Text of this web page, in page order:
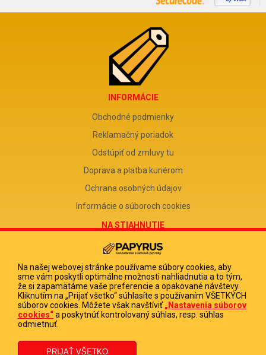
INFORMÁCIE
Obchodné podmienky
Reklamačný poriadok
Odstúpiť od zmluvy tu
Doprava a platba kuriérom
Ochrana osobných údajov
Informácie o súboroch cookies
NA STIAHNUTIE
Reklamačný formulár
Odstúpenie od zmluvy
Poučenie o odstúpení od zmluvy
FIRMA
PAPYRUS POPRAD, s.r.o.
Na našej webovej stránke používame súbory cookies, aby
sme vám poskytli optimálne možnosti nahliadnutia a to tým,
že si zapamätáme vaše preferencie a opakované návštevy.
Kliknutím na „Prijať všetko“ súhlasíte s používaním VŠETKÝCH
súborov cookies. Môžete však navštíviť „Nastavenia súborov
cookies“a poskytnúť kontrolovaný súhlas, resp. súhlas
odmietnuť.